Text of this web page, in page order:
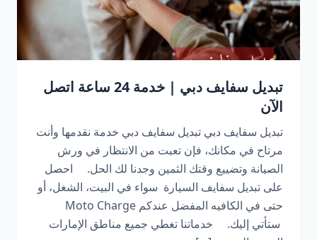
تبديل سفايف دبي | خدمة 24 ساعة اتصل
الآن
تبديل سفايف دبي تبديل سفايف دبي خدمة نقدمها وأنت
مرتاح في مكانك، فإن تعبت من الانتظار في ورش
الصيانة وتضييع وقتك الثمين وجدنا لك الحل. احصل
على تبديل سفايف السيارة سواء في البيت، الشغل، أو
حتى في الكافيه المفضل عندكم Moto Charge
ستأتي إليك. خدماتنا تغطي جميع مناطق الإمارات